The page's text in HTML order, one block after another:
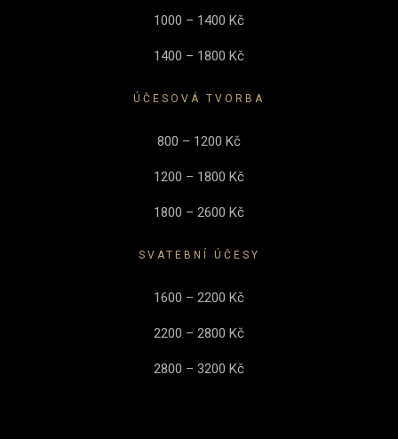
1000 – 1400 Kč
1400 – 1800 Kč
ÚČESOVÁ TVORBA
800 – 1200 Kč
1200 – 1800 Kč
1800 – 2600 Kč
SVATEBNÍ ÚČESY
1600 – 2200 Kč
2200 – 2800 Kč
2800 – 3200 Kč